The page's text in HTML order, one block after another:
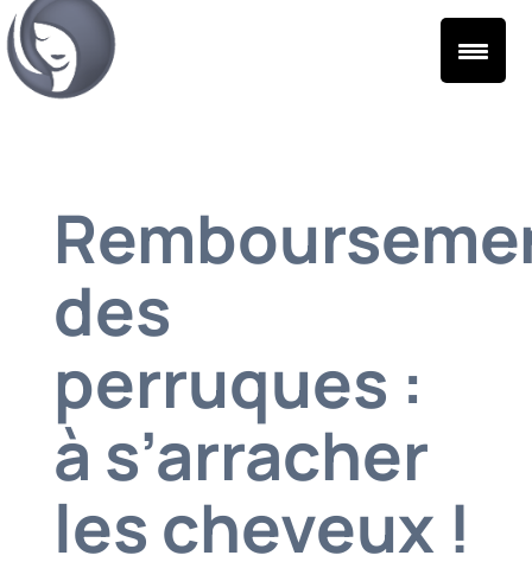
des
perruques :
à s’arracher
les cheveux !